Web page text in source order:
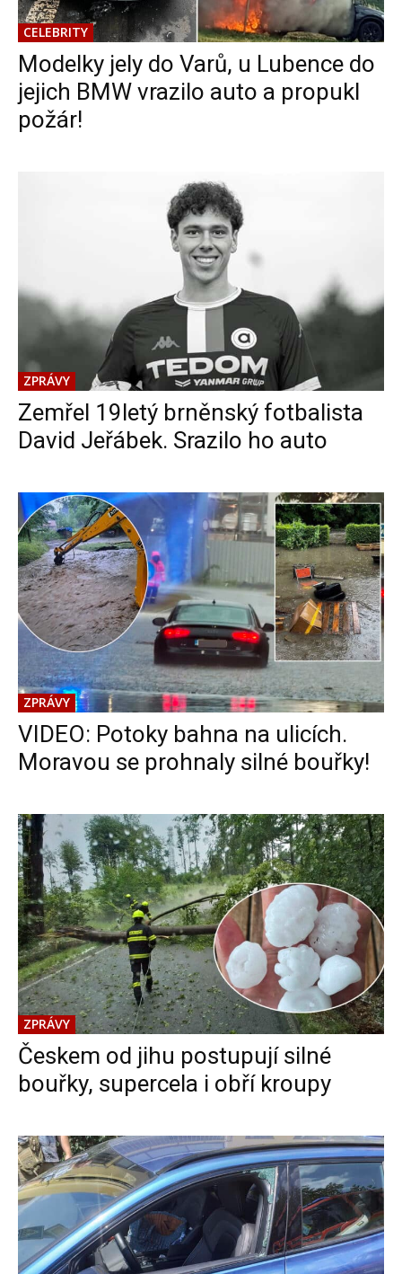
CELEBRITY
Modelky jely do Varů, u Lubence do
jejich BMW vrazilo auto a propukl
požár!
ZPRÁVY
Zemřel 19letý brněnský fotbalista
David Jeřábek. Srazilo ho auto
ZPRÁVY
VIDEO: Potoky bahna na ulicích.
Moravou se prohnaly silné bouřky!
ZPRÁVY
Českem od jihu postupují silné
bouřky, supercela i obří kroupy